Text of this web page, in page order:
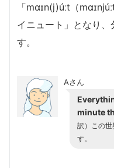
「mɑɪn(j)úːt（
イニュート」となり、
す。
Aさん
minute
訳）この
す。